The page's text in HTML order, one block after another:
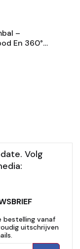
AAN
–
En 360°
Volg
vanaf
uitschrijven